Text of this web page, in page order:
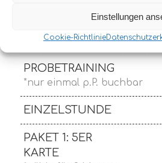
Einstellungen
Cookie-Richtlinie
Kurs-
PROBETRAINING
*nur einmal p.P. buchbar
EINZELSTUNDE
PAKET 1: 5ER
KARTE